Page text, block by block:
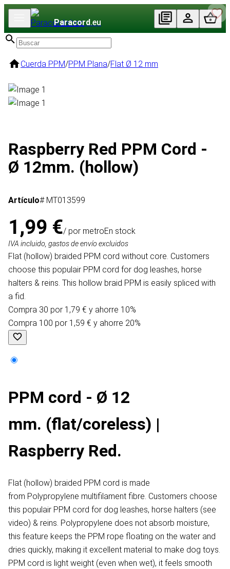
Paracord.eu
Cuerda PPM/PPM Plana/Flat Ø 12 mm
Raspberry Red PPM Cord -
Ø 12mm. (hollow)
Artículo# MT013599
1,99 €/ por metroEn stock
IVA incluido, gastos de envío excluidos
Flat (hollow) braided PPM cord without core. Customers
choose this populair PPM cord for dog leashes, horse
halters & reins. This hollow braid PPM is easily spliced with
a fid.
Compra 30 por 1,79 € y ahorre 10%
Compra 100 por 1,59 € y ahorre 20%
PPM cord - Ø 12
mm. (flat/coreless) |
Raspberry Red.
Flat (hollow) braided PPM cord is made
from Polypropylene multifilament fibre. Customers choose
this populair PPM cord for dog leashes, horse halters (see
video) & reins. Polypropylene does not absorb moisture,
this feature keeps the PPM rope floating on the water and
dries quickly, making it excellent material to make dog toys.
PPM cord is light weight (even when wet), it feels smooth